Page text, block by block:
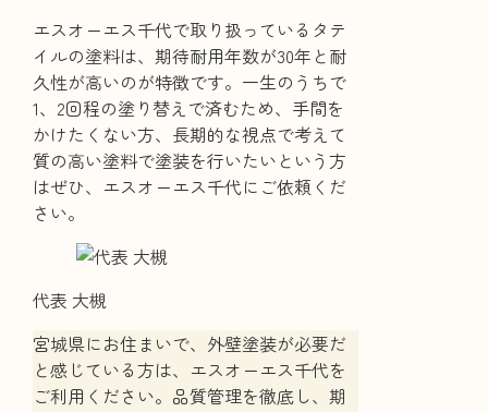
エスオーエス千代で取り扱っているタテ
イルの塗料は、期待耐用年数が30年と耐
久性が高いのが特徴です。一生のうちで
1、2回程の塗り替えで済むため、手間を
かけたくない方、長期的な視点で考えて
質の高い塗料で塗装を行いたいという方
はぜひ、エスオーエス千代にご依頼くだ
さい。
代表 大槻
宮城県にお住まいで、外壁塗装が必要だ
と感じている方は、エスオーエス千代を
ご利用ください。品質管理を徹底し、期